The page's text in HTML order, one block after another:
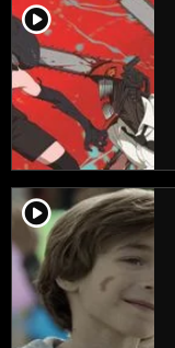
player2
player2